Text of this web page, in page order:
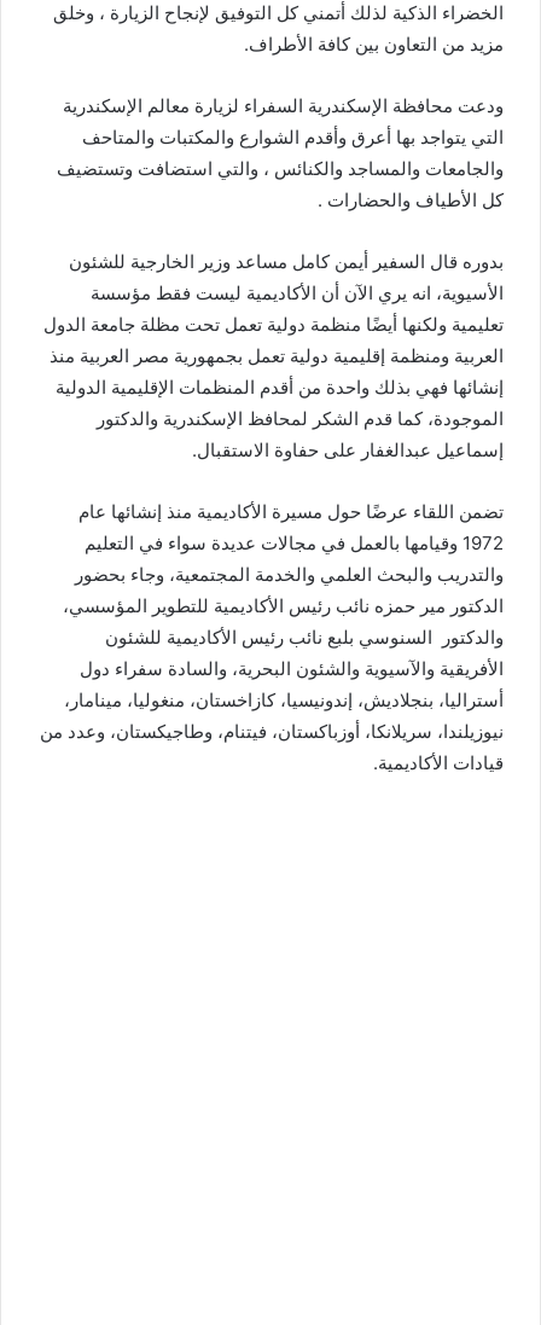
الخضراء الذكية لذلك أتمني كل التوفيق لإنجاح الزيارة ، وخلق
مزيد من التعاون بين كافة الأطراف.
ودعت محافظة الإسكندرية السفراء لزيارة معالم الإسكندرية
التي يتواجد بها أعرق وأقدم الشوارع والمكتبات والمتاحف
والجامعات والمساجد والكنائس ، والتي استضافت وتستضيف
كل الأطياف والحضارات .
بدوره قال السفير أيمن كامل مساعد وزير الخارجية للشئون
الأسيوية، انه يري الآن أن الأكاديمية ليست فقط مؤسسة
تعليمية ولكنها أيضًا منظمة دولية تعمل تحت مظلة جامعة الدول
العربية ومنظمة إقليمية دولية تعمل بجمهورية مصر العربية منذ
إنشائها فهي بذلك واحدة من أقدم المنظمات الإقليمية الدولية
الموجودة، كما قدم الشكر لمحافظ الإسكندرية والدكتور
إسماعيل عبدالغفار على حفاوة الاستقبال.
تضمن اللقاء عرضًا حول مسيرة الأكاديمية منذ إنشائها عام
1972 وقيامها بالعمل في مجالات عديدة سواء في التعليم
والتدريب والبحث العلمي والخدمة المجتمعية، وجاء بحضور
الدكتور مير حمزه نائب رئيس الأكاديمية للتطوير المؤسسي،
والدكتور السنوسي بلبع نائب رئيس الأكاديمية للشئون
الأفريقية والآسيوية والشئون البحرية، والسادة سفراء دول
أستراليا، بنجلاديش، إندونيسيا، كازاخستان، منغوليا، مينامار،
نيوزيلندا، سريلانكا، أوزباكستان، فيتنام، وطاجيكستان، وعدد من
قيادات الأكاديمية.